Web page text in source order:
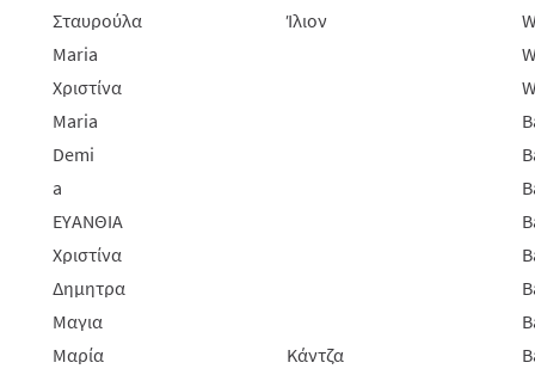
Σταυρούλα
Ίλιον
Maria
Χριστίνα
Maria
Demi
a
ΕΥΑΝΘΙΑ
Χριστίνα
Δημητρα
Μαγια
Μαρία
Κάντζα